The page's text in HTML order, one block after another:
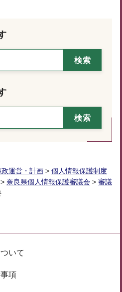
政運営・計画 > 個人情報保護制度
> 奈良県個人情報保護審議会 > 審議
いて
項